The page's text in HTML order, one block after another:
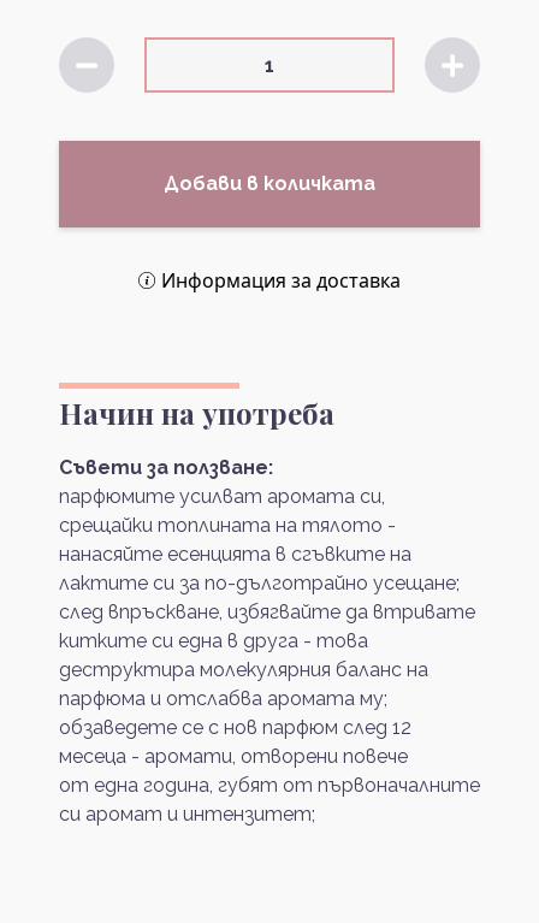
Добави в количката
Информация за доставка
Начин на употреба
Съвети за ползване:
парфюмите усилват аромата си,
срещайки топлината на тялото -
нанасяйте есенцията в сгъвките на
лактите си за по-дълготрайно усещане;
след впръскване, избягвайте да втривате
китките си една в друга - това
деструктира молекулярния баланс на
парфюма и отслабва аромата му;
обзаведете се с нов парфюм след 12
месеца - аромати, отворени повече
от една година, губят от първоначалните
си аромат и интензитет;